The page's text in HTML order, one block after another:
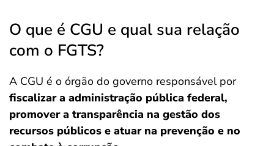
O que é CGU e qual sua relação
com o FGTS?
A CGU é o órgão do governo responsável por
fiscalizar a administração pública federal,
promover a transparência na gestão dos
recursos públicos e atuar na prevenção e no